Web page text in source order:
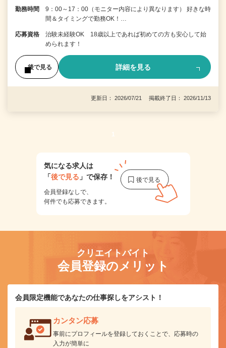
勤務時間
9：00～17：00（モニター内容により異なります） 好きな時
間＆タイミングで勤務OK！…
応募資格
治験未経験OK 18歳以上であれば初めての方も安心して始
められます！
後で見る 詳細を見る
更新日： 2026/07/21 掲載終了日： 2026/11/13
1
気になる求人は
「後で見る 」で保存！
会員登録なしで、
何件でも応募できます。
クリエイトバイト
会員登録のメリット
会員限定機能であなたの仕事探しをアシスト！
カンタン応募
事前にプロフィールを登録しておくことで、応募時の
入力が簡単に